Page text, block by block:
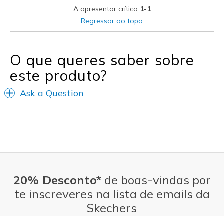
I'm Into Shoes
A apresentar crítica 1-1
Regressar ao topo
O que queres saber sobre
este produto?
Ask a Question
20% Desconto*de boas-vindas por
te inscreveres na lista de emails da
Skechers